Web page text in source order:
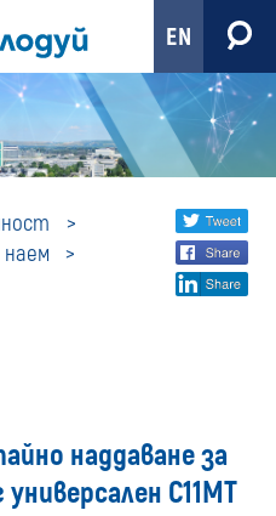
EN
ПродажбиShare
social
наддаване за
С11МТ